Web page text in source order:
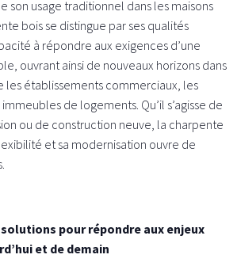
son usage traditionnel dans les maisons
bois se distingue par ses qualités
à répondre aux exigences d’une
ouvrant ainsi de nouveaux horizons dans
les établissements commerciaux, les
de logements. Qu’il s’agisse de
ou de construction neuve, la charpente
et sa modernisation ouvre de
solutions pour répondre aux enjeux
et de demain